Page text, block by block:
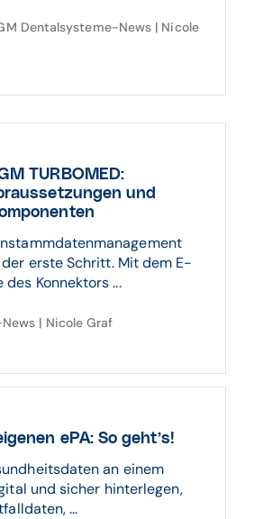
Dentalsysteme-News | Nicole
TURBOMED:
und
erste Schritt. Mit dem E-
Konnektors ...
News | Nicole Graf
ePA: So geht’s!
an einem
und sicher hinterlegen,
...